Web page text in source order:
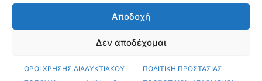
Αποδοχή
Δεν αποδέχομαι
ΟΡΟΙ ΧΡΗΣΗΣ ΔΙΑΔΥΚΤΙΑΚΟΥ
ΠΟΛΙΤΙΚΗ ΠΡΟΣΤΑΣΙΑΣ
Videos Όροι Χρήσης
© Copyright 2026 ΝΕΟΛΟΓΟΣ ΑΤΤΙΚΗΣ • All Rights Reserved •